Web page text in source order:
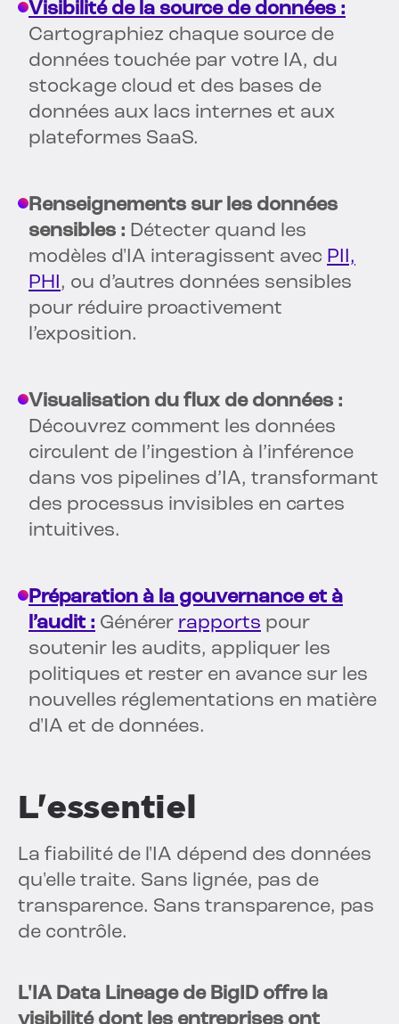
Visibilité de la source de données :
Cartographiez chaque source de
données touchée par votre IA, du
stockage cloud et des bases de
données aux lacs internes et aux
plateformes SaaS.
Renseignements sur les données
sensibles : Détecter quand les
modèles d'IA interagissent avec PII,
PHI, ou d’autres données sensibles
pour réduire proactivement
l’exposition.
Visualisation du flux de données :
Découvrez comment les données
circulent de l’ingestion à l’inférence
dans vos pipelines d’IA, transformant
des processus invisibles en cartes
intuitives.
Préparation à la gouvernance et à
l’audit : Générer rapports pour
soutenir les audits, appliquer les
politiques et rester en avance sur les
nouvelles réglementations en matière
d'IA et de données.
L'essentiel
La fiabilité de l'IA dépend des données
qu'elle traite. Sans lignée, pas de
transparence. Sans transparence, pas
de contrôle.
L'IA Data Lineage de BigID offre la